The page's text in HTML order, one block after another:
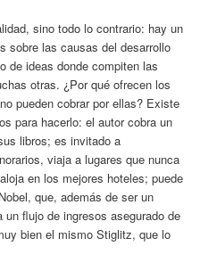
sino todo lo contrario: hay un
sobre las causas del desarrollo
de ideas donde compiten las
otras. ¿Por qué ofrecen los
pueden cobrar por ellas? Existe
para hacerlo: el autor cobra un
libros; es invitado a
viaja a lugares que nunca
en los mejores hoteles; puede
que, además de ser un
flujo de ingresos asegurado de
bien el mismo Stiglitz, que lo